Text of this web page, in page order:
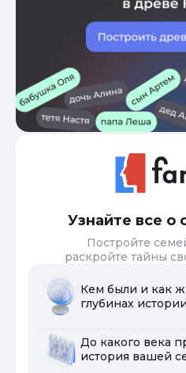
Узнайте все о
Постройте
раскройте тайны
Кем были и как
глубинах
До какого века
история вашей